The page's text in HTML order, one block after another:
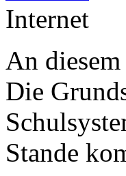
Internet
An
Die
Stande